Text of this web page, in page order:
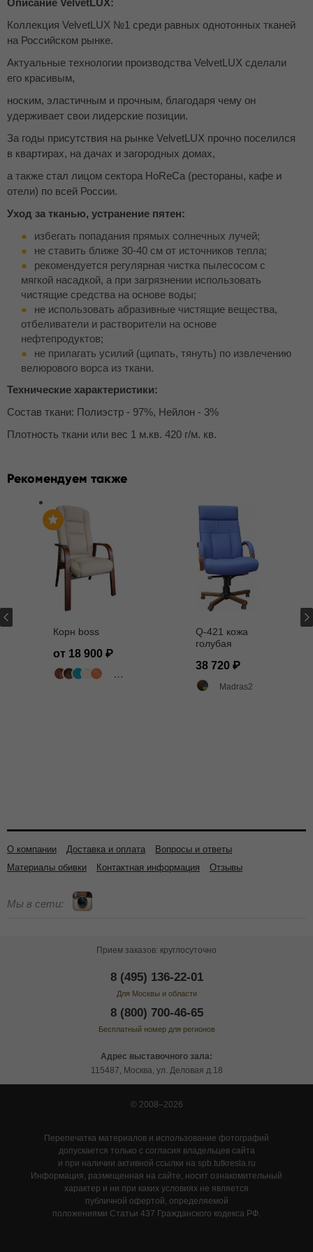
Описание VelvetLUX:
Коллекция VelvetLUX №1 среди равных однотонных тканей
на Российском рынке.
Актуальные технологии производства VelvetLUX сделали
его красивым,
носким, эластичным и прочным, благодаря чему он
удерживает свои лидерские позиции.
За годы присутствия на рынке VelvetLUX прочно поселился
в квартирах, на дачах и загородных домах,
а также стал лицом сектора HoReCa (рестораны, кафе и
отели) по всей России.
Уход за тканью, устранение пятен:
избегать попадания прямых солнечных лучей;
не ставить ближе 30-40 см от источников тепла;
рекомендуется регулярная чистка пылесосом с
мягкой насадкой, а при загрязнении использовать
чистящие средства на основе воды;
не использовать абразивные чистящие вещества,
отбеливатели и растворители на основе
нефтепродуктов;
не прилагать усилий (щипать, тянуть) по извлечению
велюрового ворса из ткани.
Технические характеристики:
Состав ткани: Полиэстр - 97%, Нейлон - 3%
Плотность ткани или вес 1 м.кв. 420 г/м. кв.
Рекомендуем также
Корн boss
от 18 900
503 цвета
Q-421 кожа
голубая
38 720
Madras2
О компании Доставка и оплата
Вопросы и ответы
Материалы обивки
Контактная информация Отзывы
Мы в сети:
Прием заказов: круглосуточно
8 (495) 136-22-01
Для Москвы и области
8 (800) 700-46-65
Бесплатный номер для регионов
Адрес выставочного зала:
115487, Москва, ул. Деловая д.18
© 2008–2026
Перепечатка материалов и использование фотографий
допускается только с согласия владельцев сайта
и при наличии активной ссылки на spb.tutkresla.ru
Информация, размещенная на сайте, носит ознакомительный
характер и ни при каких условиях не является
публичной офертой, определяемой
положениями Статьи 437 Гражданского кодекса РФ.